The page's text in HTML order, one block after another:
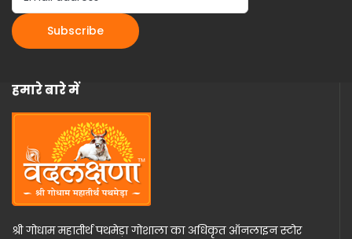
हमारे बारे में
श्री गोधाम महातीर्थ पथमेड़ा गोशाला का अधिकृत ऑनलाइन स्टोर